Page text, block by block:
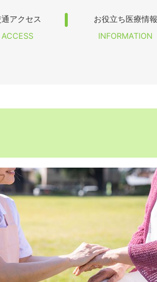
アクセス
ACCESS
お役立ち医療情報
INFORMATION